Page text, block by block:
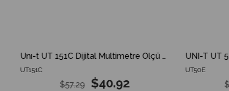
Unı-t UT 151C Dijital Multimetre Ölçü Aleti UT151C UT-151C
UT151C
$40.92
$57.29
UT50E